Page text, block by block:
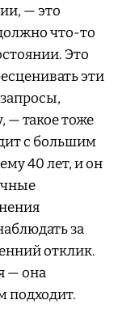
— это
что-то
Это
эти
— такое тоже
с большим
40 лет, и он
за
отклик.
— она
подходит.